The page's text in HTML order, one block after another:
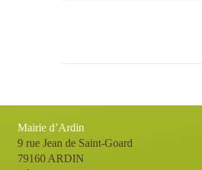
Mairie d’Ardin
9 rue Jean de Saint-Goard
79160 ARDIN